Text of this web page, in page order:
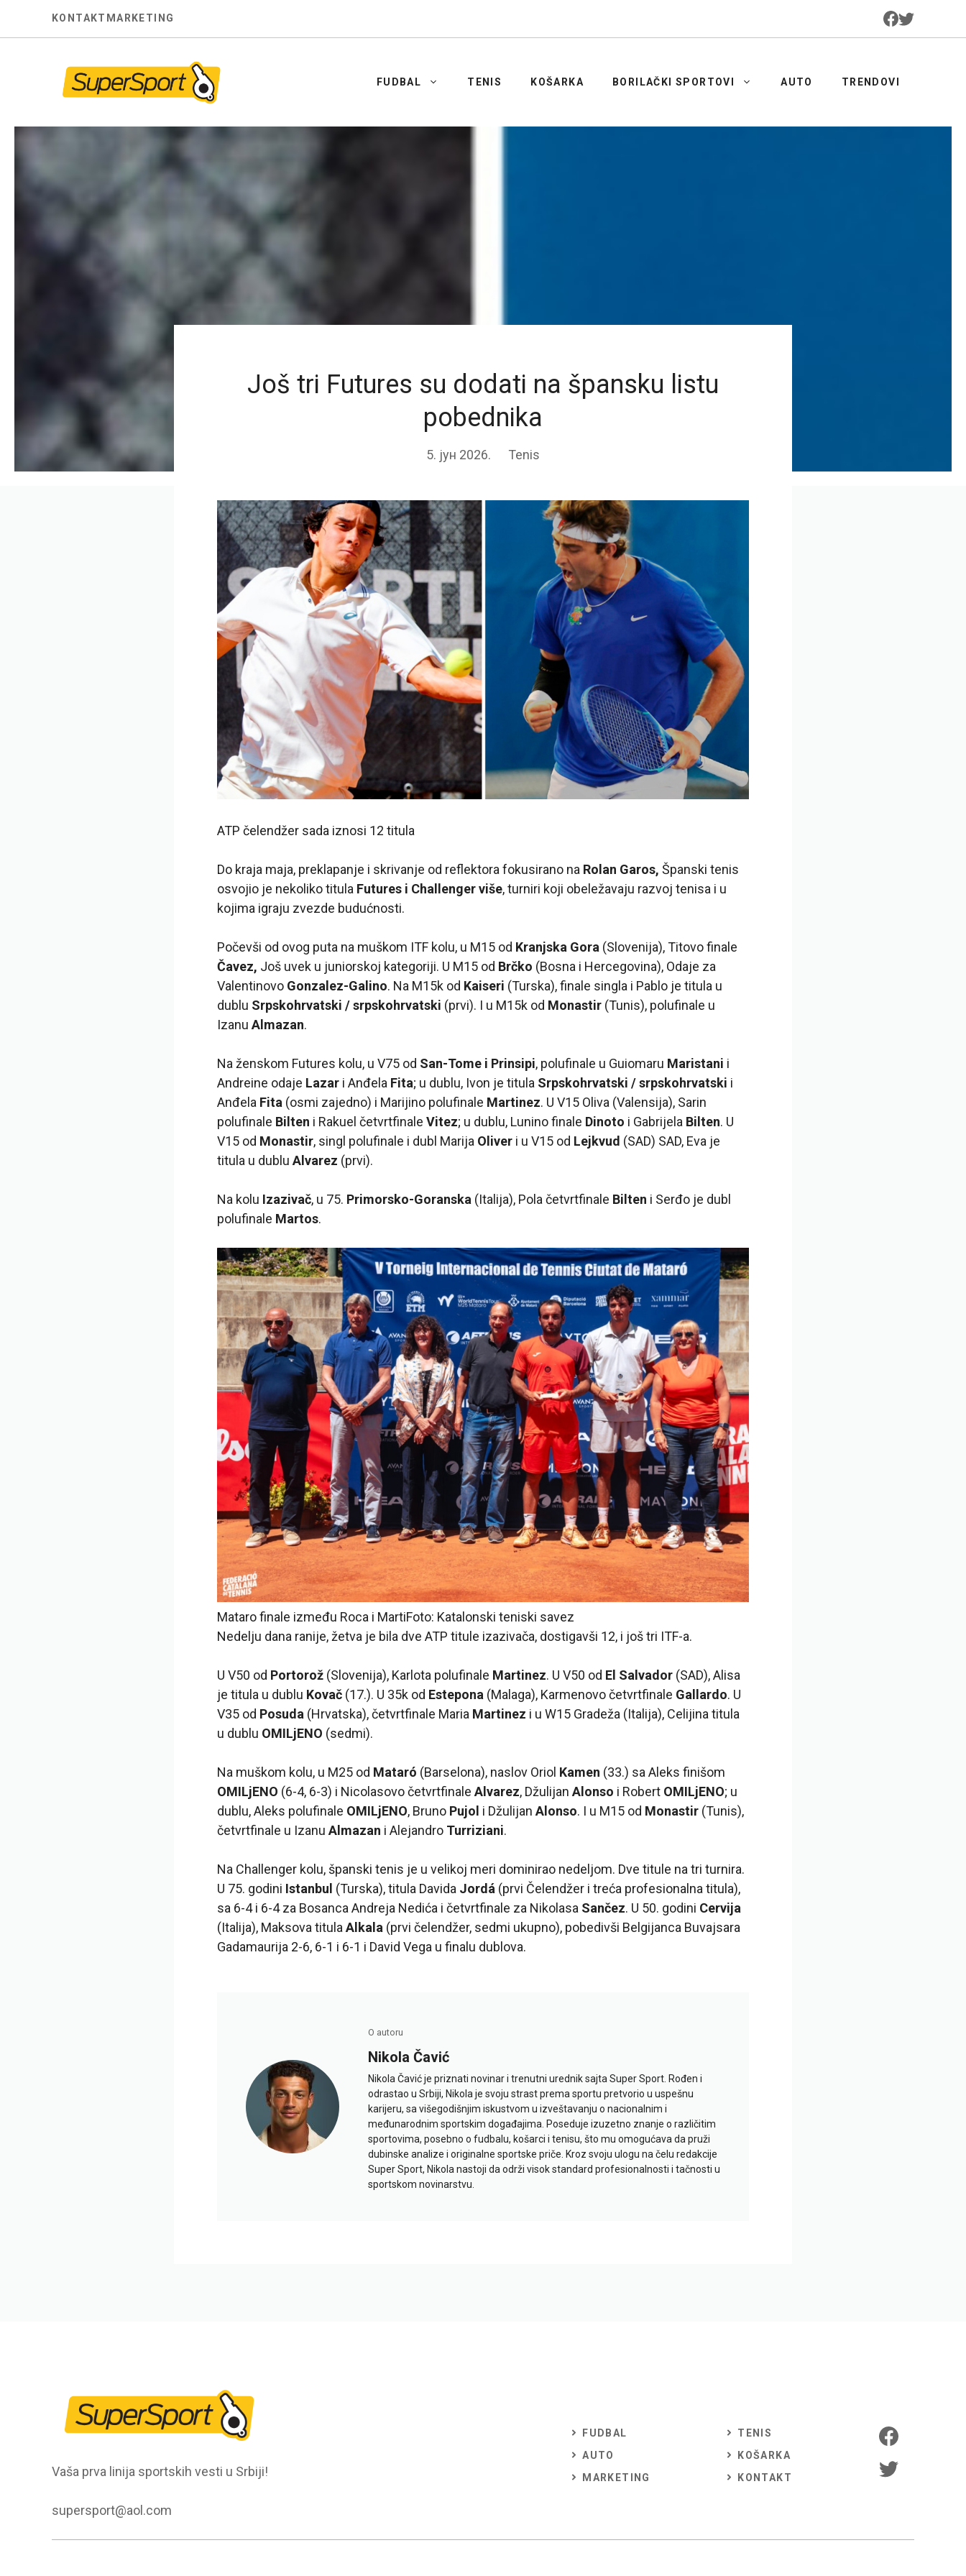
KONTAKT MARKETING
FUDBAL TENIS KOŠARKA BORILAČKI SPORTOVI AUTO TRENDOVI
Još tri Futures su dodati na špansku listu
pobednika
5. јун 2026. Tenis
ATP čelendžer sada iznosi 12 titula
Do kraja maja, preklapanje i skrivanje od reflektora fokusirano na Rolan Garos, Španski tenis
osvojio je nekoliko titula Futures i Challenger više, turniri koji obeležavaju razvoj tenisa i u
kojima igraju zvezde budućnosti.
Počevši od ovog puta na muškom ITF kolu, u M15 od Kranjska Gora (Slovenija), Titovo finale
Čavez, Još uvek u juniorskoj kategoriji. U M15 od Brčko (Bosna i Hercegovina), Odaje za
Valentinovo Gonzalez-Galino. Na M15k od Kaiseri (Turska), finale singla i Pablo je titula u
dublu Srpskohrvatski / srpskohrvatski (prvi). I u M15k od Monastir (Tunis), polufinale u
Izanu Almazan.
Na ženskom Futures kolu, u V75 od San-Tome i Prinsipi, polufinale u Guiomaru Maristani i
Andreine odaje Lazar i Anđela Fita; u dublu, Ivon je titula Srpskohrvatski / srpskohrvatski i
Anđela Fita (osmi zajedno) i Marijino polufinale Martinez. U V15 Oliva (Valensija), Sarin
polufinale Bilten i Rakuel četvrtfinale Vitez; u dublu, Lunino finale Dinoto i Gabrijela Bilten. U
V15 od Monastir, singl polufinale i dubl Marija Oliver i u V15 od Lejkvud (SAD) SAD, Eva je
titula u dublu Alvarez (prvi).
Na kolu Izazivač, u 75. Primorsko-Goranska (Italija), Pola četvrtfinale Bilten i Serđo je dubl
polufinale Martos.
Mataro finale između Roca i MartiFoto: Katalonski teniski savez
Nedelju dana ranije, žetva je bila dve ATP titule izazivača, dostigavši 12, i još tri ITF-a.
U V50 od Portorož (Slovenija), Karlota polufinale Martinez. U V50 od El Salvador (SAD), Alisa
je titula u dublu Kovač (17.). U 35k od Estepona (Malaga), Karmenovo četvrtfinale Gallardo. U
V35 od Posuda (Hrvatska), četvrtfinale Maria Martinez i u W15 Gradeža (Italija), Celijina titula
u dublu OMILjENO (sedmi).
Na muškom kolu, u M25 od Mataró (Barselona), naslov Oriol Kamen (33.) sa Aleks finišom
OMILjENO (6-4, 6-3) i Nicolasovo četvrtfinale Alvarez, Džulijan Alonso i Robert OMILjENO; u
dublu, Aleks polufinale OMILjENO, Bruno Pujol i Džulijan Alonso. I u M15 od Monastir (Tunis),
četvrtfinale u Izanu Almazan i Alejandro Turriziani.
Na Challenger kolu, španski tenis je u velikoj meri dominirao nedeljom. Dve titule na tri turnira.
U 75. godini Istanbul (Turska), titula Davida Jordá (prvi Čelendžer i treća profesionalna titula),
sa 6-4 i 6-4 za Bosanca Andreja Nedića i četvrtfinale za Nikolasa Sančez. U 50. godini Cervija
(Italija), Maksova titula Alkala (prvi čelendžer, sedmi ukupno), pobedivši Belgijanca Buvajsara
Gadamaurija 2-6, 6-1 i 6-1 i David Vega u finalu dublova.
O autoru
Nikola Čavić
Nikola Čavić je priznati novinar i trenutni urednik sajta Super Sport. Rođen i
odrastao u Srbiji, Nikola je svoju strast prema sportu pretvorio u uspešnu
karijeru, sa višegodišnjim iskustvom u izveštavanju o nacionalnim i
međunarodnim sportskim događajima. Poseduje izuzetno znanje o različitim
sportovima, posebno o fudbalu, košarci i tenisu, što mu omogućava da pruži
dubinske analize i originalne sportske priče. Kroz svoju ulogu na čelu redakcije
Super Sport, Nikola nastoji da održi visok standard profesionalnosti i tačnosti u
sportskom novinarstvu.
Vaša prva linija sportskih vesti u Srbiji!
supersport@aol.com
FUDBAL
AUTO
MARKETING
TENIS
KOŠARKA
KONTAKT